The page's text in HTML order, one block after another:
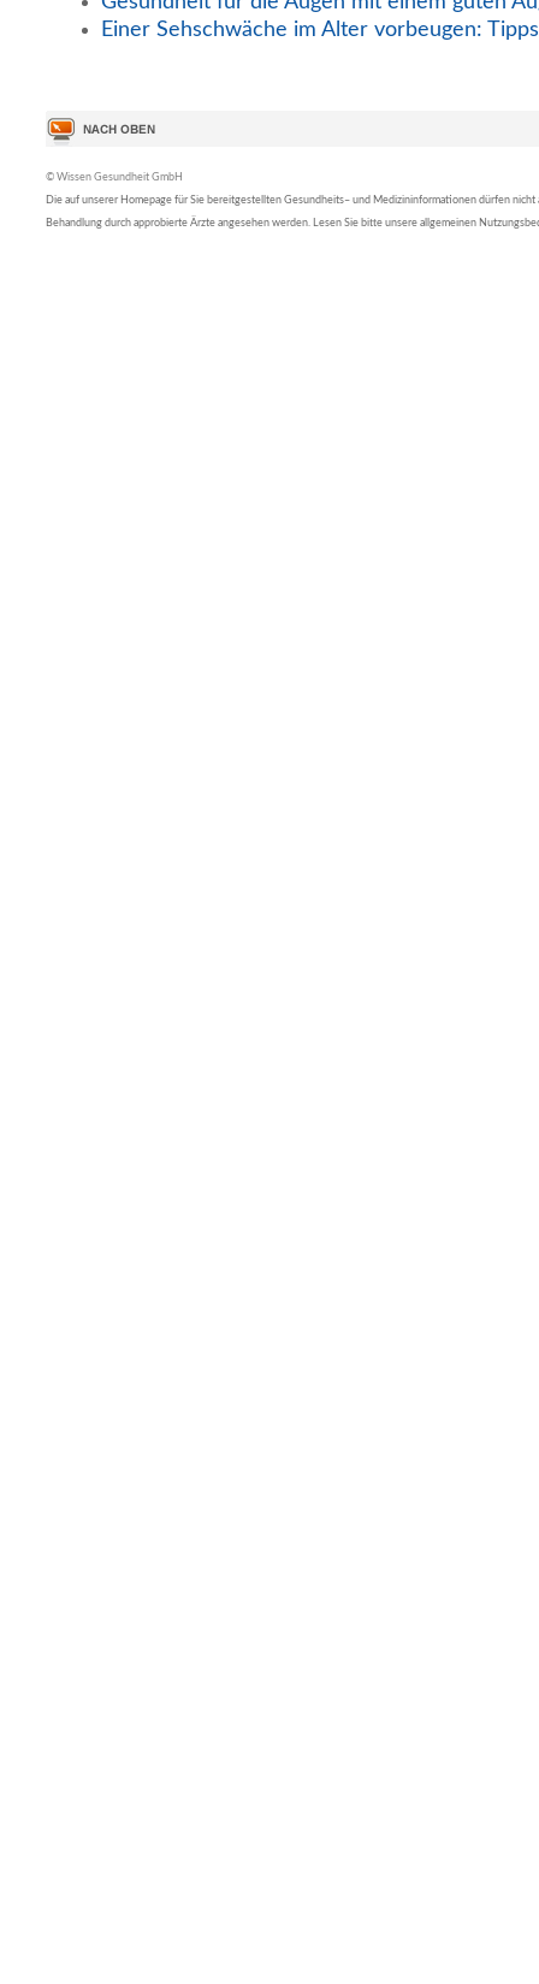
Einer Sehschwäche im Alter vorbeugen:
© Wissen Gesundheit GmbH
Die auf unserer Homepage für Sie bereitgestellten Gesundheits– und Medizininformationen dürfen nicht
Behandlung durch approbierte Ärzte angesehen werden. Lesen Sie bitte unsere allgemeinen